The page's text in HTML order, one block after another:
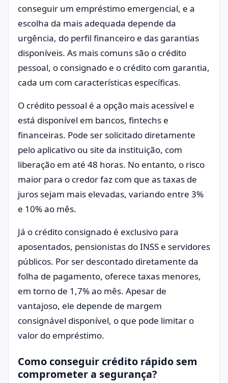
conseguir um empréstimo emergencial, e a
escolha da mais adequada depende da
urgência, do perfil financeiro e das garantias
disponíveis. As mais comuns são o crédito
pessoal, o consignado e o crédito com garantia,
cada um com características específicas.
O crédito pessoal é a opção mais acessível e
está disponível em bancos, fintechs e
financeiras. Pode ser solicitado diretamente
pelo aplicativo ou site da instituição, com
liberação em até 48 horas. No entanto, o risco
maior para o credor faz com que as taxas de
juros sejam mais elevadas, variando entre 3%
e 10% ao mês.
Já o crédito consignado é exclusivo para
aposentados, pensionistas do INSS e servidores
públicos. Por ser descontado diretamente da
folha de pagamento, oferece taxas menores,
em torno de 1,7% ao mês. Apesar de
vantajoso, ele depende de margem
consignável disponível, o que pode limitar o
valor do empréstimo.
Como conseguir crédito rápido sem
comprometer a segurança?